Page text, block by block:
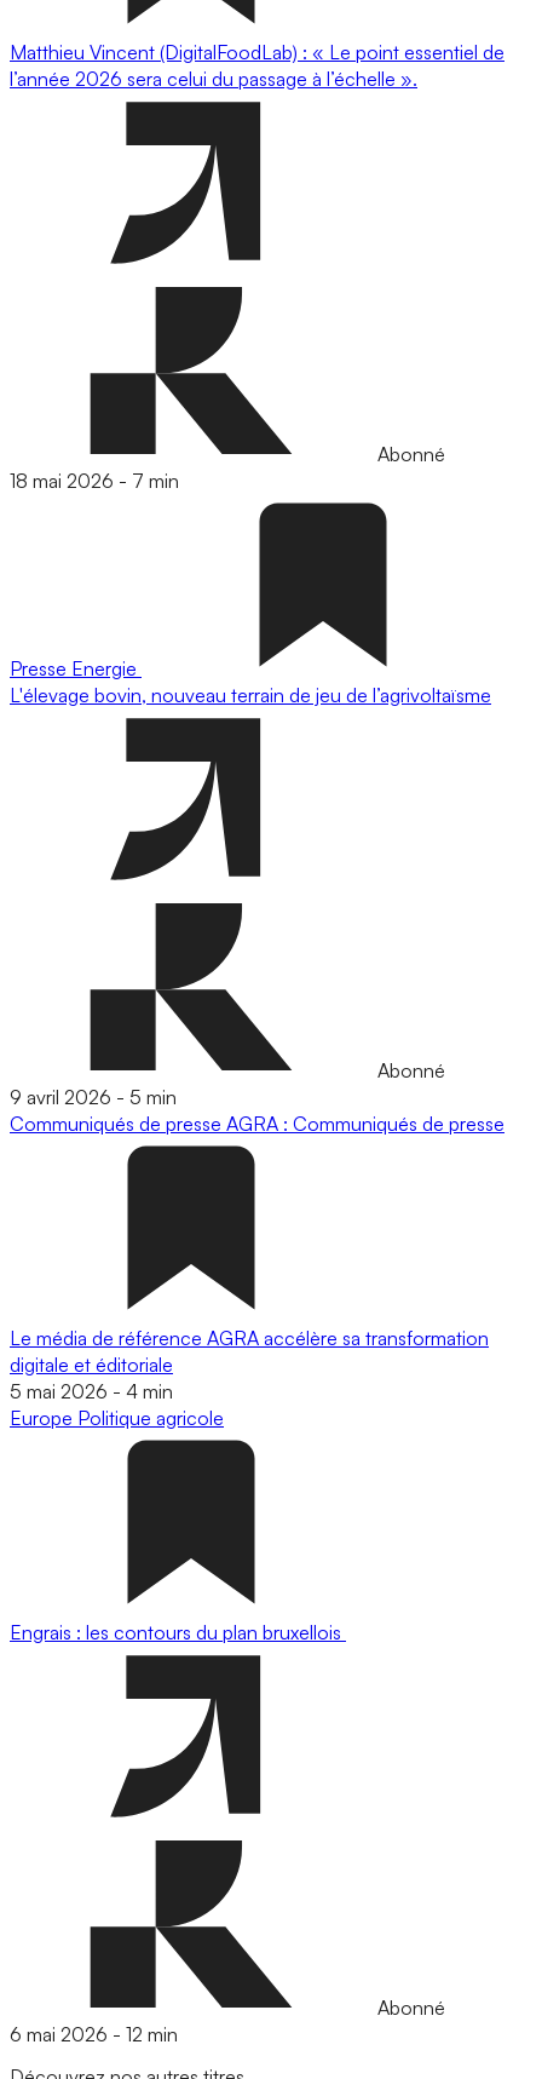
Matthieu Vincent (DigitalFoodLab) : « Le point essentiel de
l’année 2026 sera celui du passage à l’échelle ».
Abonné
18 mai 2026 - 7 min
Presse Energie
L'élevage bovin, nouveau terrain de jeu de l’agrivoltaïsme
Abonné
9 avril 2026 - 5 min
Communiqués de presse AGRA : Communiqués de presse
Le média de référence AGRA accélère sa transformation
digitale et éditoriale
5 mai 2026 - 4 min
Europe Politique agricole
Engrais : les contours du plan bruxellois
Abonné
6 mai 2026 - 12 min